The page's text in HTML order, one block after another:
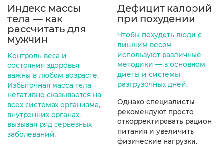
Индекс массы
тела — как
рассчитать для
мужчин
Контроль веса и
состояния здоровья
важны в любом возрасте.
Избыточная масса тела
негативно сказывается на
всех системах организма,
внутренних органах,
вызывая ряд серьезных
заболеваний.
Дефицит калорий
при похудении
Чтобы похудеть люди с
лишним весом
используют различные
методики — в основном
диеты и системы
разгрузочных дней.
Однако специалисты
рекомендуют просто
откорректировать рацион
питания и увеличить
физические нагрузки.